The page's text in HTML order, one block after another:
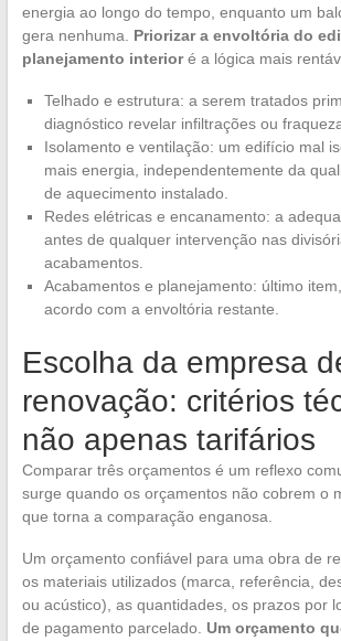
energia ao longo do tempo, enquanto um
gera nenhuma. Priorizar a envoltória do
planejamento interioré a lógica mais
Telhado e estrutura: a serem tratados
diagnóstico revelar infiltrações ou
Isolamento e ventilação: um edifício mal
mais energia, independentemente da
de aquecimento instalado.
Redes elétricas e encanamento: a
antes de qualquer intervenção nas
acabamentos.
Acabamentos e planejamento: último
acordo com a envoltória restante.
Escolha da empresa
renovação: critérios
não apenas tarifários
Comparar três orçamentos é um reflexo
surge quando os orçamentos não cobrem o
que torna a comparação enganosa.
Um orçamento confiável para uma obra de
os materiais utilizados (marca, referência,
ou acústico), as quantidades, os prazos por
de pagamento parcelado. Um orçamento